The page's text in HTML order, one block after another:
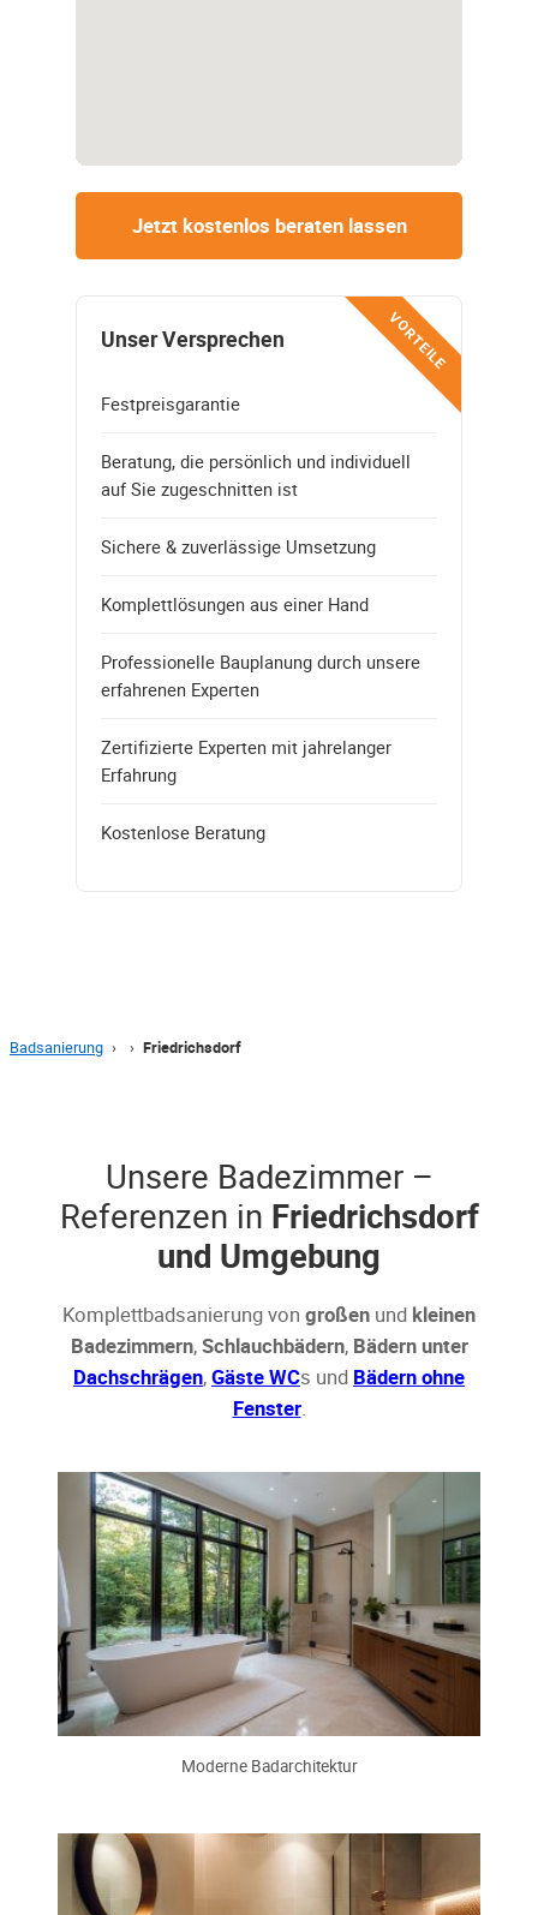
Jetzt kostenlos beraten lassen
VORTEILE
Unser Versprechen
Festpreisgarantie
Beratung, die persönlich und individuell
auf Sie zugeschnitten ist
Sichere & zuverlässige Umsetzung
Komplettlösungen aus einer Hand
Professionelle Bauplanung durch unsere
erfahrenen Experten
Zertifizierte Experten mit jahrelanger
Erfahrung
Kostenlose Beratung
Badsanierung › › Friedrichsdorf
Unsere Badezimmer –
Referenzen in Friedrichsdorf
und Umgebung
Komplettbadsanierung von großen und kleinen
Badezimmern,Schlauchbädern, Bädern unter
Dachschrägen,Gäste WCs und Bädern ohne
Fenster.
Moderne Badarchitektur